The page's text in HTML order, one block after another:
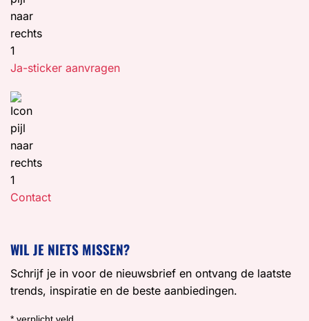
Ja-sticker aanvragen
Contact
WIL JE NIETS MISSEN?
Schrijf je in voor de nieuwsbrief en ontvang de laatste
trends, inspiratie en de beste aanbiedingen.